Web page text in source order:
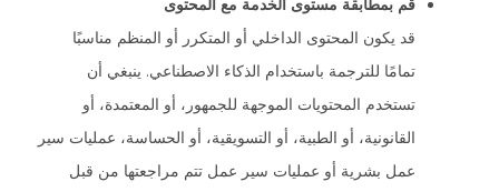
قم بمطابقة مستوى الخدمة مع المحتوى
قد يكون المحتوى الداخلي أو المتكرر أو المنظم مناسبًا
تمامًا للترجمة باستخدام الذكاء الاصطناعي. ينبغي أن
تستخدم المحتويات الموجهة للجمهور، أو المعتمدة، أو
القانونية، أو الطبية، أو التسويقية، أو الحساسة، عمليات سير
عمل بشرية أو عمليات سير عمل تتم مراجعتها من قبل